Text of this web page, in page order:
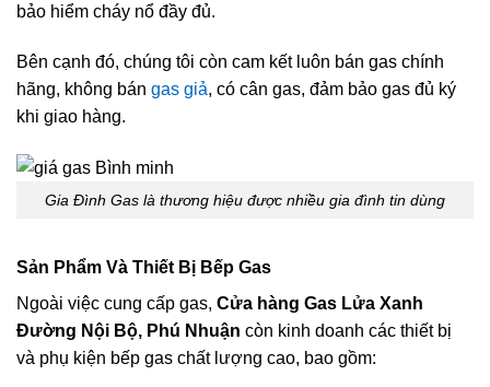
bảo hiểm cháy nổ đầy đủ.
Bên cạnh đó, chúng tôi còn cam kết luôn bán gas chính
hãng, không bán gas giả, có cân gas, đảm bảo gas đủ ký
khi giao hàng.
Gia Đình Gas là thương hiệu được nhiều gia đình tin dùng
Sản Phẩm Và Thiết Bị Bếp Gas
Ngoài việc cung cấp gas, Cửa hàng Gas Lửa Xanh
Đường Nội Bộ, Phú Nhuận còn kinh doanh các thiết bị
và phụ kiện bếp gas chất lượng cao, bao gồm: